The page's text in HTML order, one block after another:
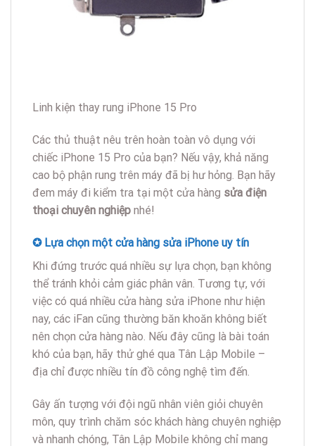
Linh kiện thay rung iPhone 15 Pro
Các thủ thuật nêu trên hoàn toàn vô dụng với
chiếc iPhone 15 Pro của bạn? Nếu vậy, khả năng
cao bộ phận rung trên máy đã bị hư hỏng. Bạn hãy
đem máy đi kiểm tra tại một cửa hàng sửa điện
thoại chuyên nghiệp nhé!
✪ Lựa chọn một cửa hàng sửa iPhone uy tín
Khi đứng trước quá nhiều sự lựa chọn, bạn không
thể tránh khỏi cảm giác phân vân. Tương tự, với
việc có quá nhiều cửa hàng sửa iPhone như hiện
nay, các iFan cũng thường băn khoăn không biết
nên chọn cửa hàng nào. Nếu đây cũng là bài toán
khó của bạn, hãy thử ghé qua Tân Lập Mobile –
địa chỉ được nhiều tín đồ công nghệ tìm đến.
Gây ấn tượng với đội ngũ nhân viên giỏi chuyên
môn, quy trình chăm sóc khách hàng chuyên nghiệp
và nhanh chóng, Tân Lập Mobile không chỉ mang